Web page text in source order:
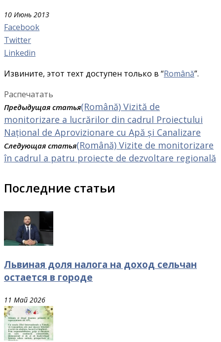
10 Июнь 2013
Facebook
Twitter
Linkedin
Извините, этот техт доступен только в “Română”.
Распечатать
Предыдущая статья(Română) Vizită de
monitorizare a lucrărilor din cadrul Proiectului
Național de Aprovizionare cu Apă și Canalizare
Следующая статья(Română) Vizite de monitorizare
în cadrul a patru proiecte de dezvoltare regională
Последние статьи
Львиная доля налога на доход сельчан
остается в городе
11 Май 2026